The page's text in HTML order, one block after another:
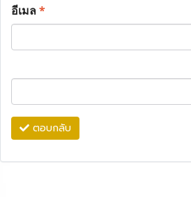
อีเมล*
ตอบกลับ